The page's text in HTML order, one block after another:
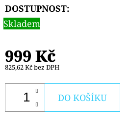
DOSTUPNOST:
Skladem
999 Kč
825,62 Kč bez DPH
DO KOŠÍKU